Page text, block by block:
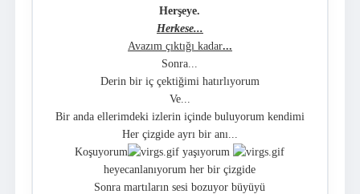
Herşeye.
Herkese...
Avazım çıktığı kadar...
Sonra...
Derin bir iç çektiğimi hatırlıyorum
Ve...
Bir anda ellerimdeki izlerin içinde buluyorum kendimi
Her çizgide ayrı bir anı...
Koşuyorum
yaşıyorum
heyecanlanıyorum her bir çizgide
Sonra martıların sesi bozuyor büyüyü